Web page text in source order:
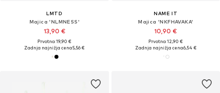
LMTD
Majica 'NLMNESS'
13,90 €
Prvotno: 19,90 €
Zadnja najnižja cena5,56 €
NAME IT
Majica 'NKFHAVAKA'
10,90 €
Prvotno: 12,90 €
Zadnja najnižja cena6,54 €